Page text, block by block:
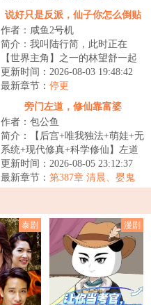
说好只是反派，仙子你怎么倒贴
了
作者：咸鱼2号机
简介：我叫陆行简，此时正在
【世界主角】之一的林望舒一起
历练，在我的协助下，林望舒即
将获得九境剑仙传...
更新时间：2026-08-03 19:48:42
最新章节： 停更
旁门左道，修仙靠富婆
作者：包公鱼
简介：【后宫+唯我独法+萌娃+无
系统+现代修真+科学修仙】左道
奇才沈轻舟，修最野的术，躲得
过五弊，避得...
更新时间：2026-08-05 23:12:37
最新章节： 第387章 清晨、婴鬼
泰剧 漫剧